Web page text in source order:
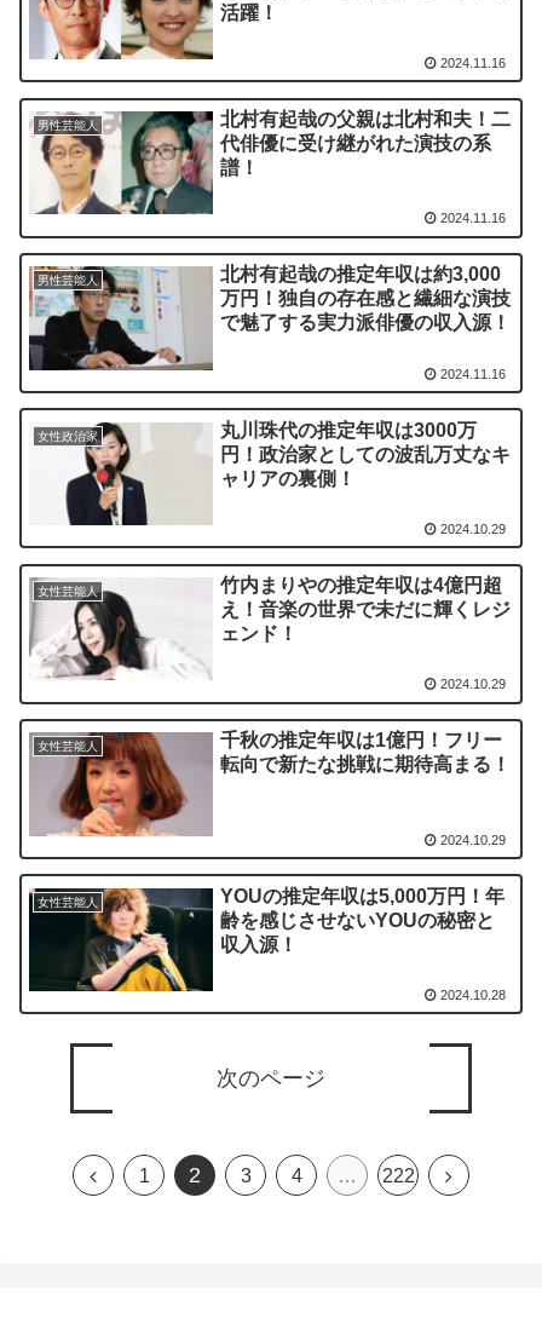
活躍！
2024.11.16
男性芸能人
北村有起哉の父親は北村和夫！二
代俳優に受け継がれた演技の系
譜！
2024.11.16
男性芸能人
北村有起哉の推定年収は約3,000
万円！独自の存在感と繊細な演技
で魅了する実力派俳優の収入源！
2024.11.16
女性政治家
丸川珠代の推定年収は3000万
円！政治家としての波乱万丈なキ
ャリアの裏側！
2024.10.29
女性芸能人
竹内まりやの推定年収は4億円超
え！音楽の世界で未だに輝くレジ
ェンド！
2024.10.29
女性芸能人
千秋の推定年収は1億円！フリー
転向で新たな挑戦に期待高まる！
2024.10.29
女性芸能人
YOUの推定年収は5,000万円！年
齢を感じさせないYOUの秘密と
収入源！
2024.10.28
次のページ
前
1 2 3 4 … 222
次